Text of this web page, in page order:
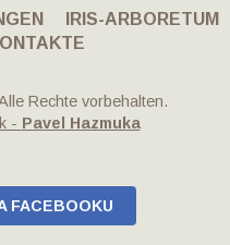
IRIS-ARBORETUM
Rechte vorbehalten.
- Pavel Hazmuka
FACEBOOKU